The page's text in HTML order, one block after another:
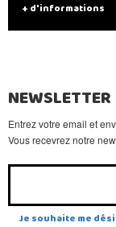
+ d'informations
NEWSLETTER
Entrez votre email et
Vous recevrez notre
Je souhaite me